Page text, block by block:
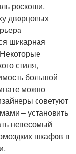
роскоши.
дворцовых
–
шикарная
стиля,
большой
можно
советуют
– установить
невесомый
шкафов в